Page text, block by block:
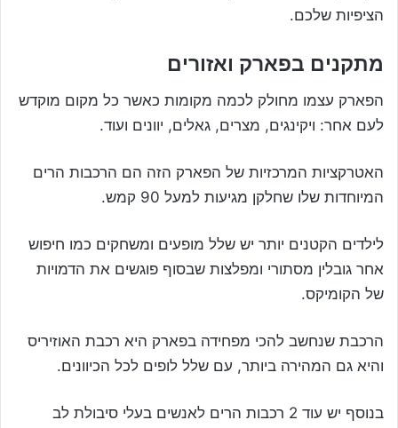
הציפיות שלכם.
מתקנים בפארק ואזורים
הפארק עצמו מחולק לכמה מקומות כאשר כל מקום מוקדש
לעם אחר: ויקינגים, מצרים, גאלים, יוונים ועוד.
האטרקציות המרכזיות של הפארק הזה הם הרכבות הרים
המיוחדות שלו שחלקן מגיעות למעל 90 קמש.
לילדים הקטנים יותר יש שלל מופעים ומשחקים כמו חיפוש
אחר גובלין מסתורי ומפלצות שבסוף פוגשים את הדמויות
של הקומיקס.
הרכבת שנחשב להכי מפחידה בפארק היא רכבת האוזיריס
והיא גם המהירה ביותר, עם שלל לופים לכל הכיוונים.
בנוסף יש עוד 2 רכבות הרים לאנשים בעלי סיבולת לב